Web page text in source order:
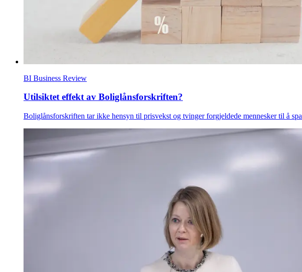
BI Business Review
Utilsiktet effekt av Boliglånsforskriften?
Boliglånsforskriften tar ikke hensyn til prisvekst og tvinger forgjeldede mennesker til å